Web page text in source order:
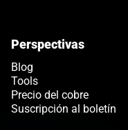
Perspectivas
Blog
Tools
Precio del cobre
Suscripción al boletín